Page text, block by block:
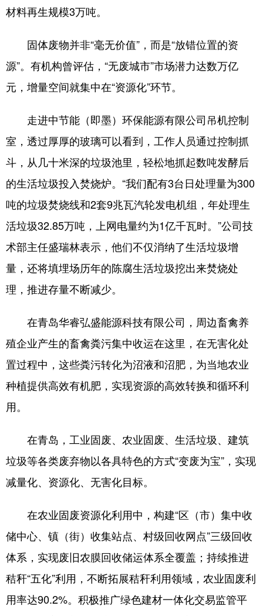
材料再生规模3万吨。
固体废物并非“毫无价值”，而是“放错位置的资
源”。有机构曾评估，“无废城市”市场潜力达数万亿
元，增量空间就集中在“资源化”环节。
走进中节能（即墨）环保能源有限公司吊机控制
室，透过厚厚的玻璃可以看到，工作人员通过控制抓
斗，从几十米深的垃圾池里，轻松地抓起数吨发酵后
的生活垃圾投入焚烧炉。“我们配有3台日处理量为300
吨的垃圾焚烧线和2套9兆瓦汽轮发电机组，年处理生
活垃圾32.85万吨，上网电量约为1亿千瓦时。”公司技
术部主任盛瑞林表示，他们不仅消纳了生活垃圾增
量，还将填埋场历年的陈腐生活垃圾挖出来焚烧处
理，推进存量不断减少。
在青岛华睿弘盛能源科技有限公司，周边畜禽养
殖企业产生的畜禽粪污集中收运在这里，在无害化处
置过程中，这些粪污转化为沼液和沼肥，为当地农业
种植提供高效有机肥，实现资源的高效转换和循环利
用。
在青岛，工业固废、农业固废、生活垃圾、建筑
垃圾等各类废弃物以各具特色的方式“变废为宝”，实现
减量化、资源化、无害化目标。
在农业固废资源化利用中，构建“区（市）集中收
储中心、镇（街）收集站点、村级回收网点”三级回收
体系，实现废旧农膜回收储运体系全覆盖；持续推进
秸秆“五化”利用，不断拓展秸秆利用领域，农业固废利
用率达90.2%。积极推广绿色建材一体化交易监管平